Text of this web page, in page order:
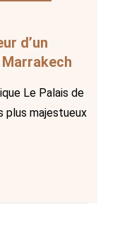
d’un
Le Palais de
plus majestueux